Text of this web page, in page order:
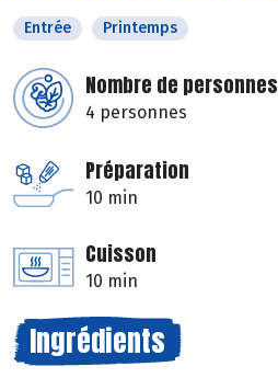
Entrée Printemps
Nombre de personnes
4 personnes
Préparation
10 min
Cuisson
10 min
Ingrédients